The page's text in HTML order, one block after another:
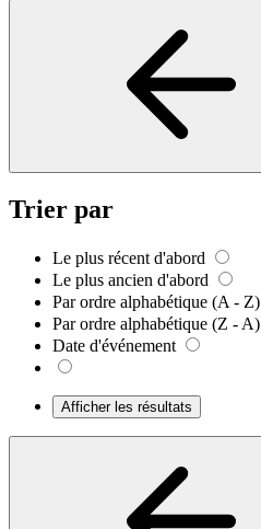
Trier par
Le plus récent d'abord
Le plus ancien d'abord
Par ordre alphabétique (A - Z)
Par ordre alphabétique (Z - A)
Date d'événement
Afficher les résultats